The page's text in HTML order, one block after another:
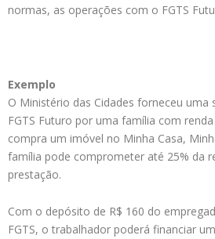
normas, as operações com o FGTS
Exemplo
O Ministério das Cidades forneceu uma
FGTS Futuro por uma família com
compra um imóvel no Minha Casa,
família pode comprometer até 25% da
prestação.
Com o depósito de R$ 160 do
FGTS, o trabalhador poderá financiar